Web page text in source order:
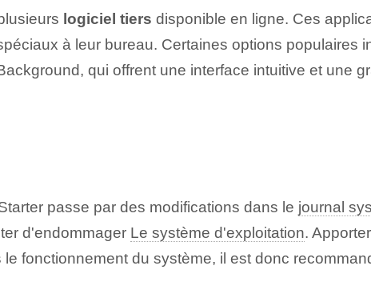
logiciel tiers disponible ⁤en ligne. Ces
à leur bureau. Certaines options populaires
qui offrent une interface intuitive et une
⁢passe⁢ par des modifications dans le journal
d'endommager Le système d'exploitation.⁤
fonctionnement du système, il est donc